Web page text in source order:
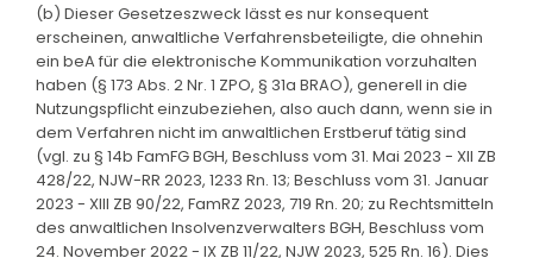
(b) Dieser Gesetzeszweck lässt es nur konsequent
erscheinen, anwaltliche Verfahrensbeteiligte, die ohnehin
ein beA für die elektronische Kommunikation vorzuhalten
haben (§ 173 Abs. 2 Nr. 1 ZPO, § 31a BRAO), generell in die
Nutzungspflicht einzubeziehen, also auch dann, wenn sie in
dem Verfahren nicht im anwaltlichen Erstberuf tätig sind
(vgl. zu § 14b FamFG BGH, Beschluss vom 31. Mai 2023 - XII ZB
428/22, NJW-RR 2023, 1233 Rn. 13; Beschluss vom 31. Januar
2023 - XIII ZB 90/22, FamRZ 2023, 719 Rn. 20; zu Rechtsmitteln
des anwaltlichen Insolvenzverwalters BGH, Beschluss vom
24. November 2022 - IX ZB 11/22, NJW 2023, 525 Rn. 16). Dies